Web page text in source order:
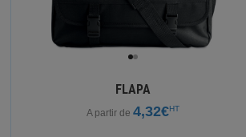
FLAPA
A partir de 4,32€HT